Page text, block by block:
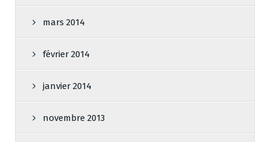
mars 2014
février 2014
janvier 2014
novembre 2013